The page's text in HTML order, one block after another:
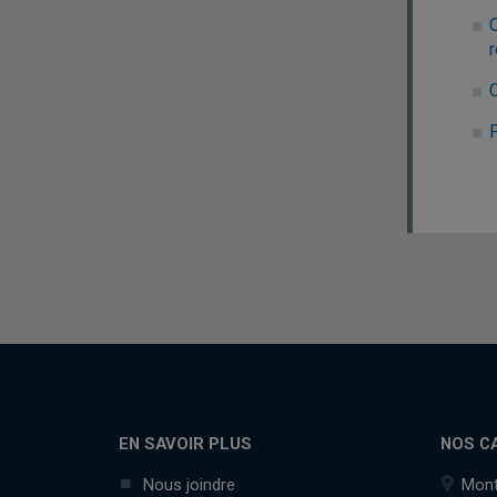
EN SAVOIR PLUS
Nous joindre
NOS